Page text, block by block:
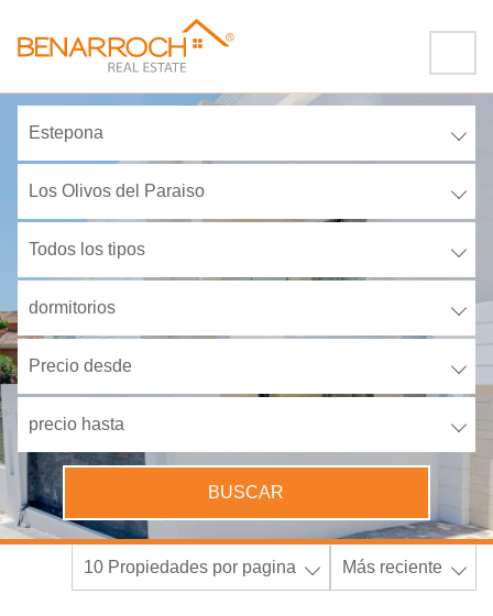
Estepona
Los Olivos del Paraiso
Todos los tipos
dormitorios
Precio desde
precio hasta
BUSCAR
10 Propiedades por pagina Más reciente